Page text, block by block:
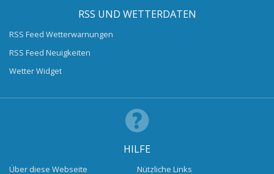
RSS UND WETTERDATEN
RSS Feed Wetterwarnungen
RSS Feed Neuigkeiten
Wetter Widget
HILFE
Über diese Webseite Nützliche Links